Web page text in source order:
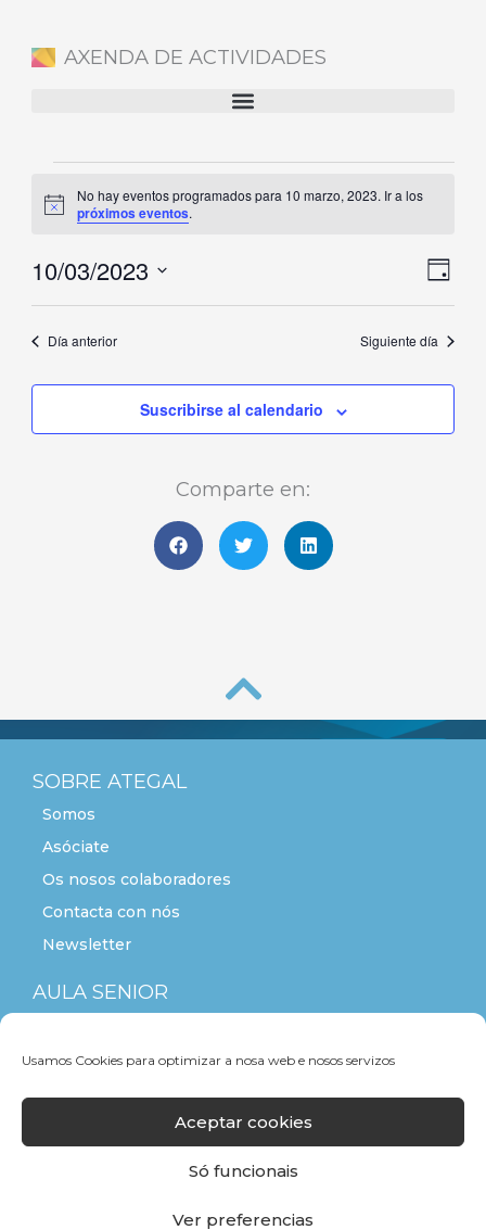
Usamos Cookies para optimizar a nosa web e nosos servizos
Aceptar cookies
Só funcionais
Ver preferencias
AXENDA DE ACTIVIDADES
en
marzo,
2023
Aviso
No hay eventos programados para 10 marzo, 2023. Ir a los
próximos eventos.
de
vistas
de
Día
10/03/2023
Selecciona
la Día anterior Siguiente día
Suscribirse al calendario
Comparte en:
SOBRE ATEGAL
Somos
Asóciate
Os nosos colaboradores
Contacta con nós
Newsletter
AULA SENIOR
F T L Y I